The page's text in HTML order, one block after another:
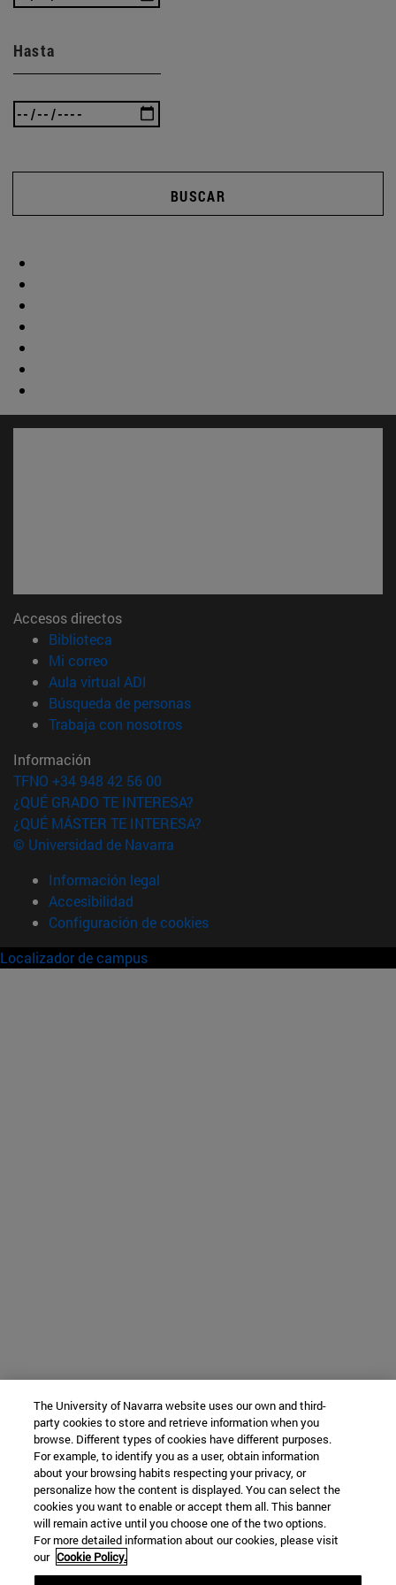
Hasta
BUSCAR
Accesos directos
Biblioteca
Mi correo(abre en nueva ventana)
Aula virtual ADI
Búsqueda de personas(abre en nueva ventana)
Trabaja con nosotros(abre en nueva ventana)
Información
TFNO +34 948 42 56 00
¿QUÉ GRADO TE INTERESA?
¿QUÉ MÁSTER TE INTERESA?
© Universidad de Navarra
Información legal
Accesibilidad
Configuración de cookies
Localizador de campus
The University of Navarra website uses our own and third-
party cookies to store and retrieve information when you
browse. Different types of cookies have different purposes.
For example, to identify you as a user, obtain information
about your browsing habits respecting your privacy, or
personalize how the content is displayed. You can select the
cookies you want to enable or accept them all. This banner
will remain active until you choose one of the two options.
For more detailed information about our cookies, please visit
our Cookie Policy.